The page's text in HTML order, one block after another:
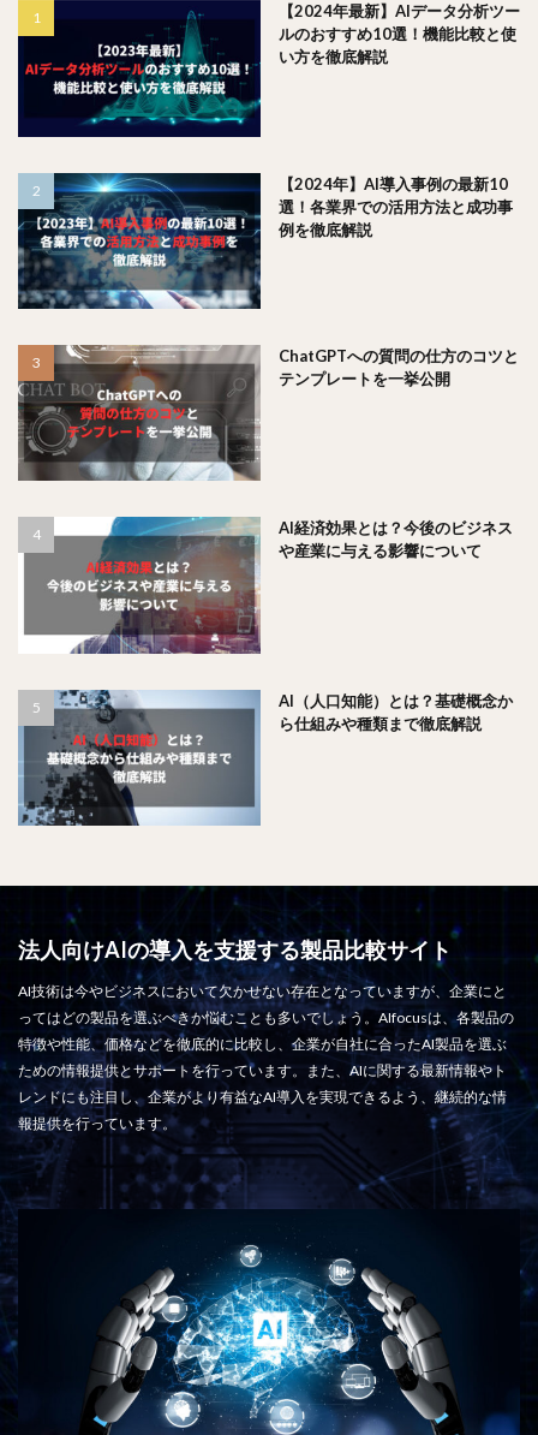
【2024年最新】AIデータ分析ツー
ルのおすすめ10選！機能比較と使
い方を徹底解説
【2024年】AI導入事例の最新10
選！各業界での活用方法と成功事
例を徹底解説
ChatGPTへの質問の仕方のコツと
テンプレートを一挙公開
AI経済効果とは？今後のビジネス
や産業に与える影響について
AI（人口知能）とは？基礎概念か
ら仕組みや種類まで徹底解説
法人向けAIの導入を支援する製品比較サイト
AI技術は今やビジネスにおいて欠かせない存在となっていますが、企業にと
ってはどの製品を選ぶべきか悩むことも多いでしょう。AIfocusは、各製品の
特徴や性能、価格などを徹底的に比較し、企業が自社に合ったAI製品を選ぶ
ための情報提供とサポートを行っています。また、AIに関する最新情報やト
レンドにも注目し、企業がより有益なAI導入を実現できるよう、継続的な情
報提供を行っています。